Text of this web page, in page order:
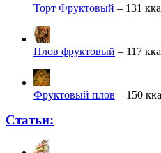
Торт Фруктовый – 131
Плов фруктовый – 117
Фруктовый плов – 150
Статьи: